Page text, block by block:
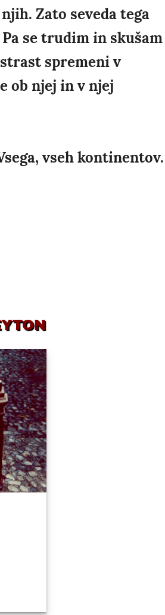
Zato seveda tega
se trudim in skušam
spremeni v
ob njej in v njej
vseh kontinentov.